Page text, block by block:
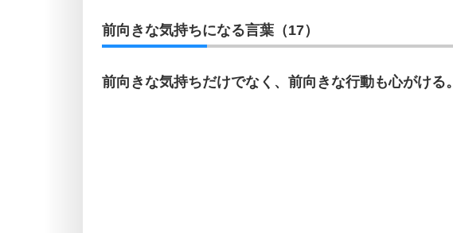
前向きな気持ちになる言葉（17）
前向きな気持ちだけでなく、前向きな行動も心がける。